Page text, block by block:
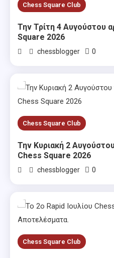
Chess Square Club
Την Τρίτη 4 Αυγούστου
Square 2026
chessblogger 0
Chess Square Club
Την Κυριακή 2
Chess Square 2026
chessblogger 0
Chess Square Club